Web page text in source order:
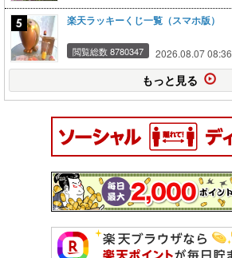
楽天ラッキーくじ一覧（スマホ版）
閲覧総数 8780347 2026.08.07 08:36
もっと見る